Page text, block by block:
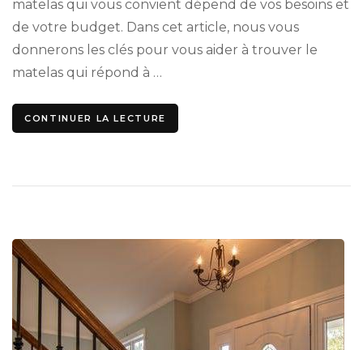
matelas qui vous convient dépend de vos besoins et
de votre budget. Dans cet article, nous vous
donnerons les clés pour vous aider à trouver le
matelas qui répond à …
CONTINUER LA LECTURE